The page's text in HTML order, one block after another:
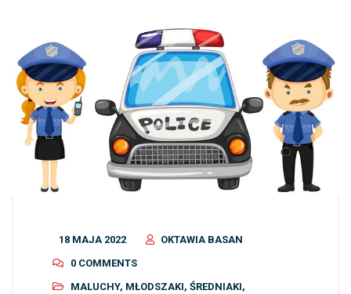
18 MAJA 2022
OKTAWIA BASAN
0 COMMENTS
MALUCHY, MŁODSZAKI, ŚREDNIAKI,